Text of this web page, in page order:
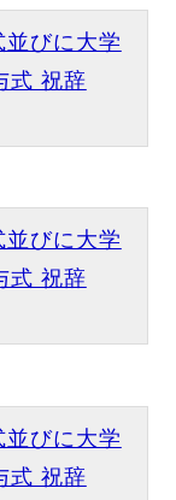
びに大学
式 祝辞
びに大学
式 祝辞
びに大学
式 祝辞